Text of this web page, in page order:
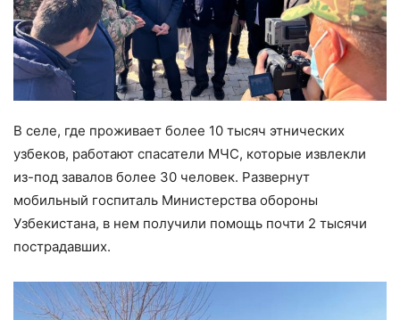
В селе, где проживает более 10 тысяч этнических
узбеков, работают спасатели МЧС, которые извлекли
из-под завалов более 30 человек. Развернут
мобильный госпиталь Министерства обороны
Узбекистана, в нем получили помощь почти 2 тысячи
пострадавших.